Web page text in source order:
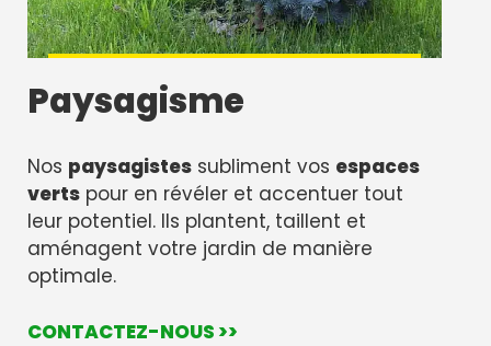
Paysagisme
Nos paysagistes subliment vos espaces
verts pour en révéler et accentuer tout
leur potentiel. Ils plantent, taillent et
aménagent votre jardin de manière
optimale.
CONTACTEZ-NOUS >>